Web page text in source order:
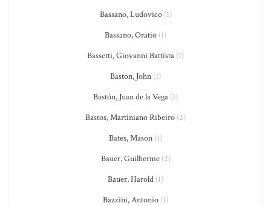
Bassano, Ludovico(1)
Bassano, Oratio (1)
Bassetti, Giovanni Battista (1)
Baston, John (1)
Bastón, Juan de la Vega (1)
Bastos, Martiniano Ribeiro (2)
Bates, Mason (1)
Bauer, Guilherme(2)
Bauer, Harold (1)
Bazzini, Antonio (1)